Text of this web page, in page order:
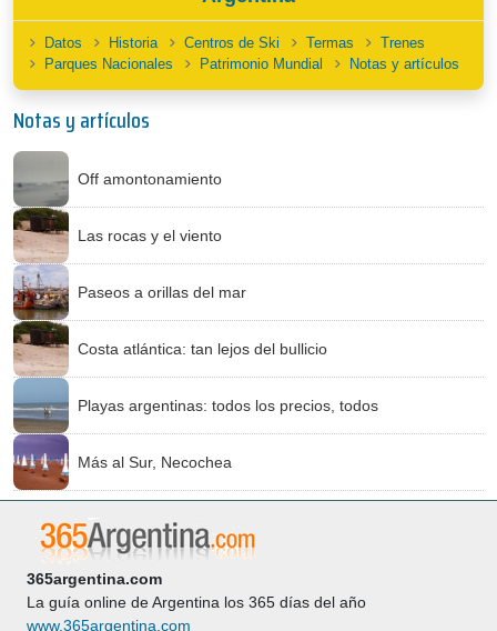
Datos Historia Centros de Ski Termas
Trenes
Parques Nacionales
Patrimonio Mundial Notas y artículos
Notas y artículos
Off amontonamiento
Las rocas y el viento
Paseos a orillas del mar
Costa atlántica: tan lejos del bullicio
Playas argentinas: todos los precios, todos
Más al Sur, Necochea
365argentina.com
La guía online de Argentina los 365 días del año
www.365argentina.com